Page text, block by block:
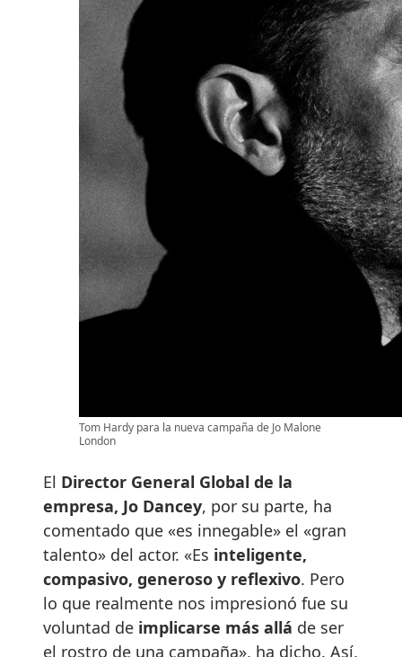
Tom Hardy para la nueva campaña de Jo Malone
London
El Director General Global de la
empresa, Jo Dancey, por su parte, ha
comentado que «es innegable» el «gran
talento» del actor. «Es inteligente,
compasivo, generoso y reflexivo. Pero
lo que realmente nos impresionó fue su
voluntad de implicarse más allá de ser
el rostro de una campaña», ha dicho. Así,